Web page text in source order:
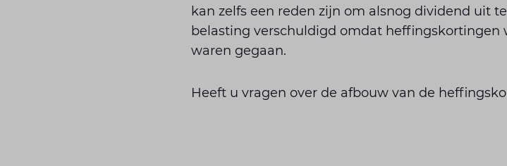
kan zelfs een reden zijn om alsnog dividend uit
belasting verschuldigd omdat heffingskortingen
waren gegaan.
Heeft u vragen over de afbouw van de